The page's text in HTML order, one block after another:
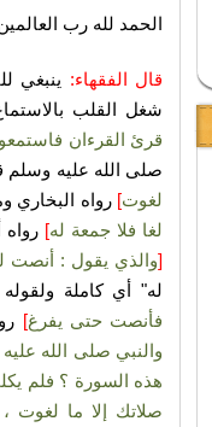
الحمد لله رب
قال الفقهاء: ينبغي
شغل القلب
قرئ القرءان
صلى الله عليه وسلم
لغوت] رواه البخاري
لغا فلا جمعة له]
[والذي يقول : أنصت
له" أي كاملة
فأنصت حتى يفرغ]
والنبي صلى الله
هذه السورة ؟ فلم
صلاتك إلا ما لغوت